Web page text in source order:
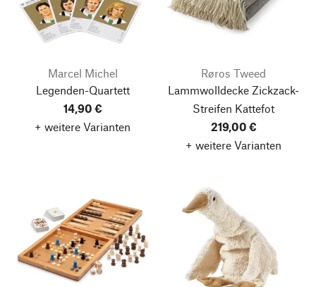
Marcel Michel
Legenden-Quartett
14,90 €
+ weitere Varianten
Røros Tweed
Lammwolldecke Zickzack-
Streifen Kattefot
219,00 €
+ weitere Varianten